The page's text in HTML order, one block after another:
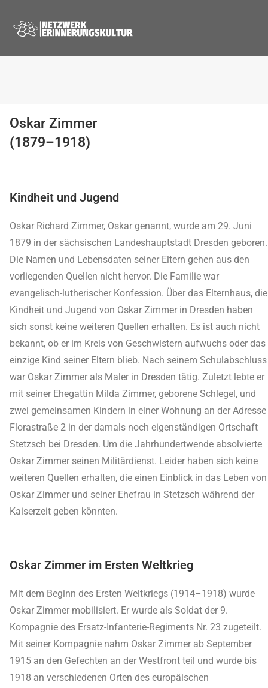
Oskar Zimmer
(1879–1918)
Kindheit und Jugend
Oskar Richard Zimmer, Oskar genannt, wurde am 29. Juni
1879 in der sächsischen Landeshauptstadt Dresden geboren.
Die Namen und Lebensdaten seiner Eltern gehen aus den
vorliegenden Quellen nicht hervor. Die Familie war
evangelisch-lutherischer Konfession. Über das Elternhaus, die
Kindheit und Jugend von Oskar Zimmer in Dresden haben
sich sonst keine weiteren Quellen erhalten. Es ist auch nicht
bekannt, ob er im Kreis von Geschwistern aufwuchs oder das
einzige Kind seiner Eltern blieb. Nach seinem Schulabschluss
war Oskar Zimmer als Maler in Dresden tätig. Zuletzt lebte er
mit seiner Ehegattin Milda Zimmer, geborene Schlegel, und
zwei gemeinsamen Kindern in einer Wohnung an der Adresse
Florastraße 2 in der damals noch eigenständigen Ortschaft
Stetzsch bei Dresden. Um die Jahrhundertwende absolvierte
Oskar Zimmer seinen Militärdienst. Leider haben sich keine
weiteren Quellen erhalten, die einen Einblick in das Leben von
Oskar Zimmer und seiner Ehefrau in Stetzsch während der
Kaiserzeit geben könnten.
Oskar Zimmer im Ersten Weltkrieg
Mit dem Beginn des Ersten Weltkriegs (1914–1918) wurde
Oskar Zimmer mobilisiert. Er wurde als Soldat der 9.
Kompagnie des Ersatz-Infanterie-Regiments Nr. 23 zugeteilt.
Mit seiner Kompagnie nahm Oskar Zimmer ab September
1915 an den Gefechten an der Westfront teil und wurde bis
1918 an verschiedenen Orten des europäischen